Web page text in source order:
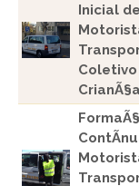
Inicial de